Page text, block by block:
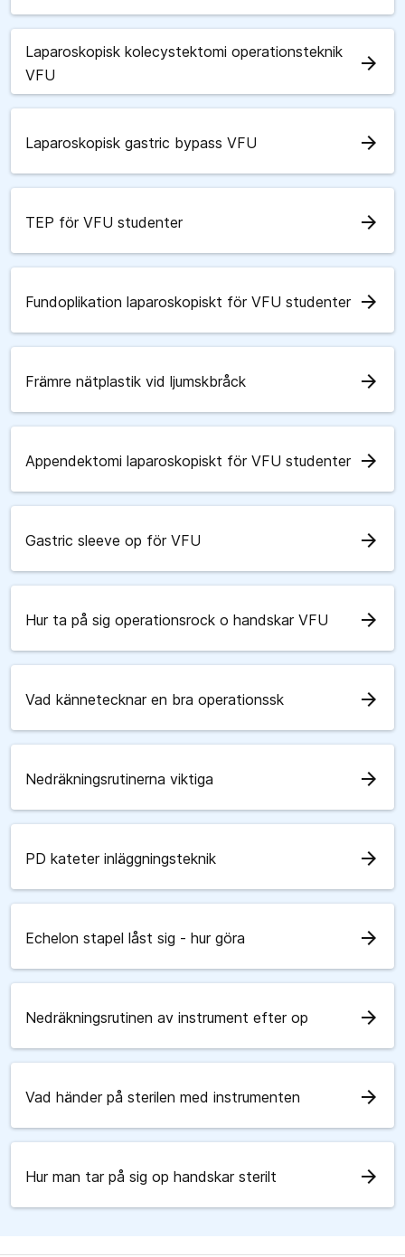
Laparoskopisk kolecystektomi operationsteknik
VFU
arrow_forward
Laparoskopisk gastric bypass VFU arrow_forward
TEP för VFU studenter arrow_forward
Fundoplikation laparoskopiskt för VFU studenter arrow_forward
Främre nätplastik vid ljumskbråck arrow_forward
Appendektomi laparoskopiskt för VFU studenter arrow_forward
Gastric sleeve op för VFU arrow_forward
Hur ta på sig operationsrock o handskar VFU arrow_forward
Vad kännetecknar en bra operationssk arrow_forward
Nedräkningsrutinerna viktiga arrow_forward
PD kateter inläggningsteknik arrow_forward
Echelon stapel låst sig - hur göra arrow_forward
Nedräkningsrutinen av instrument efter op arrow_forward
Vad händer på sterilen med instrumenten arrow_forward
Hur man tar på sig op handskar sterilt arrow_forward